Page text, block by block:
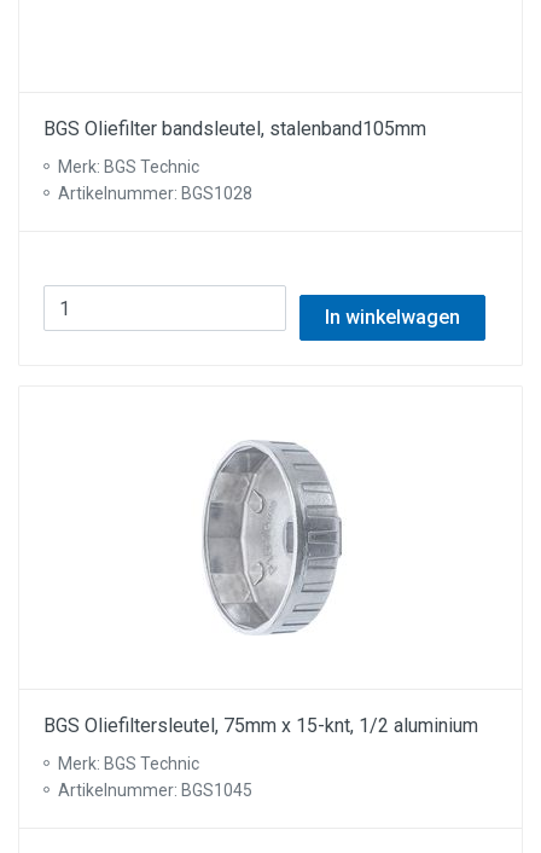
BGS Oliefilter bandsleutel, stalenband105mm
Merk: BGS Technic
Artikelnummer: BGS1028
In winkelwagen
BGS Oliefiltersleutel, 75mm x 15-knt, 1/2 aluminium
Merk: BGS Technic
Artikelnummer: BGS1045